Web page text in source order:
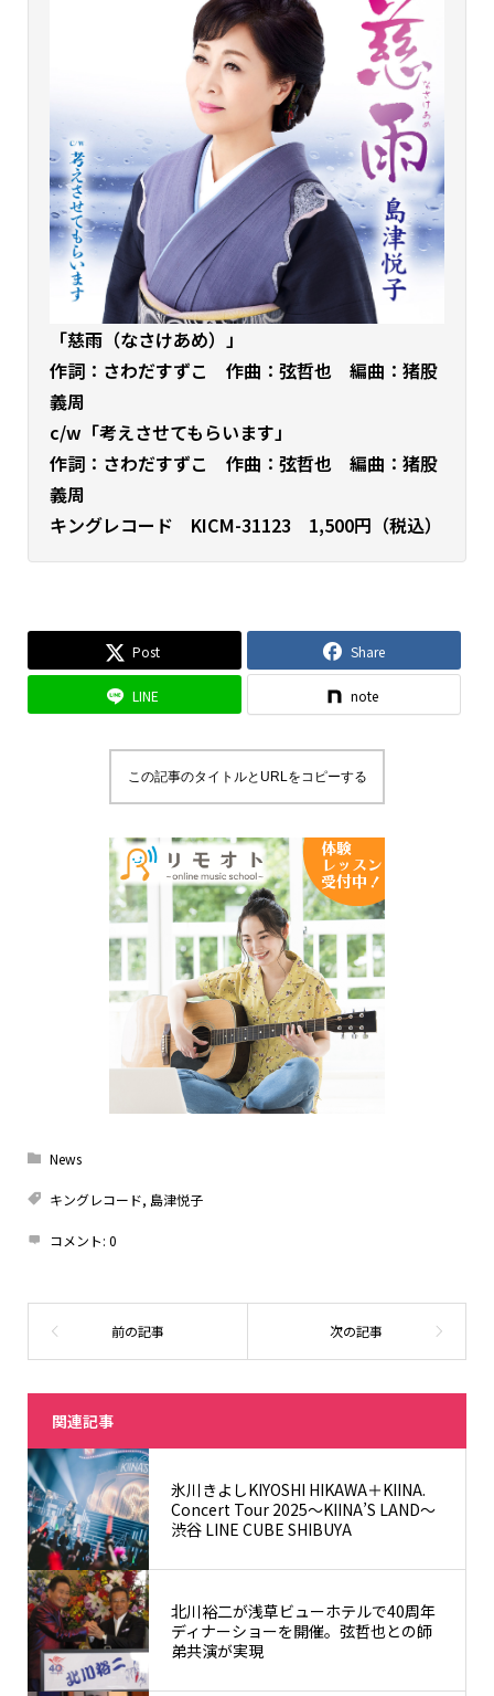
「慈雨（なさけあめ）」
作詞：さわだすずこ 作曲：弦哲也 編曲：猪股
義周
c/w「考えさせてもらいます」
作詞：さわだすずこ 作曲：弦哲也 編曲：猪股
義周
キングレコード KICM-31123 1,500円（税込）
Post Share
LINE note
この記事のタイトルとURLをコピーする
News
キングレコード, 島津悦子
コメント: 0
関連記事
氷川きよしKIYOSHI HIKAWA＋KIINA.
Concert Tour 2025〜KIINA’S LAND〜
渋谷 LINE CUBE SHIBUYA
北川裕二が浅草ビューホテルで40周年
ディナーショーを開催。弦哲也との師
弟共演が実現